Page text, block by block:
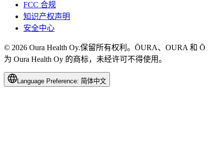
FCC 合规
知识产权声明
安全中心
© 2026 Oura Health Oy.保留所有权利。ŌURA、OURA 和 Ō
为 Oura Health Oy 的商标，未经许可不得使用。
Language Preference: 简体中文